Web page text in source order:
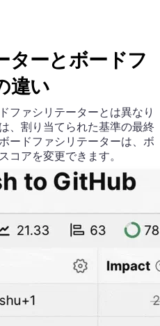
ターとボードフ
違い
ファシリテーターとは異なり
、割り当てられた基準の最終
ードファシリテーターは、ボ
コアを変更できます。